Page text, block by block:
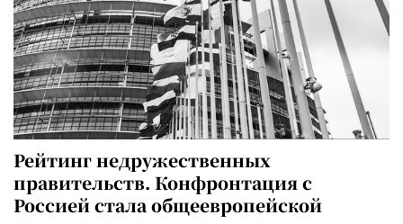
Рейтинг недружественных
правительств. Конфронтация с
Россией стала общеевропейской